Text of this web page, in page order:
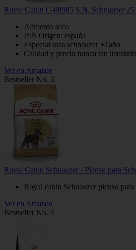
Royal Canin C-08985 S.N. Schnauzer
Alimento seco
País Origen: españa
Especial raza schnauzer +1año
Calidad y precio nunca tan
Ver en Amazon
Bestseller No. 3
Royal Canin Schnauzer - Pienso para
Royal canin Schnauzer pienso para
Ver en Amazon
Bestseller No. 4